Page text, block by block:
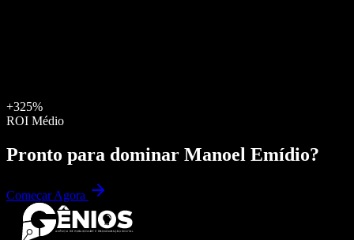
+325%
ROI Médio
Pronto para dominar Manoel Emídio?
Começar Agora